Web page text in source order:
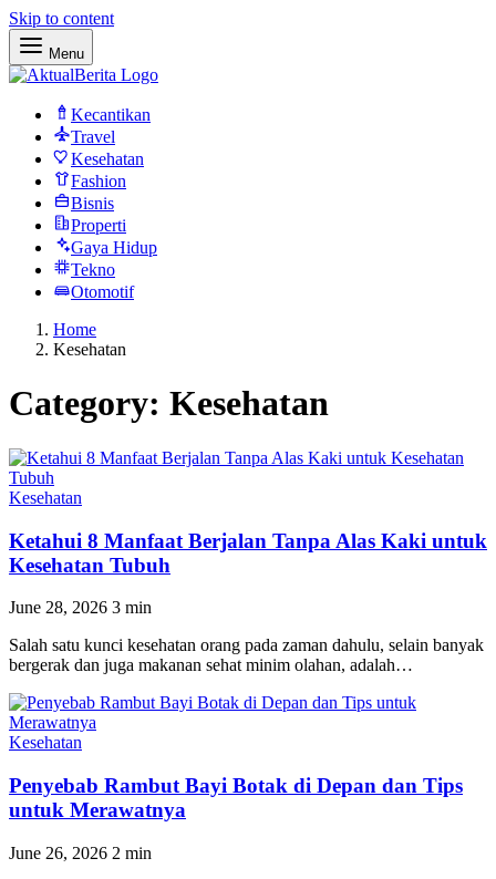
Skip to content
Menu
Kecantikan
Travel
Kesehatan
Fashion
Bisnis
Properti
Gaya Hidup
Tekno
Otomotif
Home
Kesehatan
Category: Kesehatan
Kesehatan
Ketahui 8 Manfaat Berjalan Tanpa Alas Kaki untuk
Kesehatan Tubuh
June 28, 2026 3 min
Salah satu kunci kesehatan orang pada zaman dahulu, selain banyak
bergerak dan juga makanan sehat minim olahan, adalah…
Kesehatan
Penyebab Rambut Bayi Botak di Depan dan Tips
untuk Merawatnya
June 26, 2026 2 min